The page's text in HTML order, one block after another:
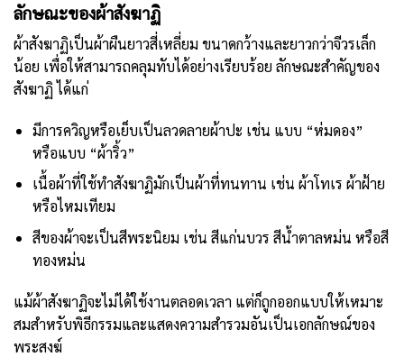
ลักษณะของผ้าสังฆาฏิ
ผ้าสังฆาฏิเป็นผ้าผืนยาวสี่เหลี่ยม ขนาดกว้างและยาวกว่าจีวรเล็ก
น้อย เพื่อให้สามารถคลุมทับได้อย่างเรียบร้อย ลักษณะสำคัญของ
สังฆาฏิ ได้แก่
มีการควิญหรือเย็บเป็นลวดลายผ้าปะ เช่น แบบ “ห่มดอง”
หรือแบบ “ผ้าริ้ว”
เนื้อผ้าที่ใช้ทำสังฆาฏิมักเป็นผ้าที่ทนทาน เช่น ผ้าโทเร ผ้าฝ้าย
หรือไหมเทียม
สีของผ้าจะเป็นสีพระนิยม เช่น สีแก่นบวร สีน้ำตาลหม่น หรือสี
ทองหม่น
แม้ผ้าสังฆาฏิจะไม่ได้ใช้งานตลอดเวลา แต่ก็ถูกออกแบบให้เหมาะ
สมสำหรับพิธีกรรมและแสดงความสำรวมอันเป็นเอกลักษณ์ของ
พระสงฆ์